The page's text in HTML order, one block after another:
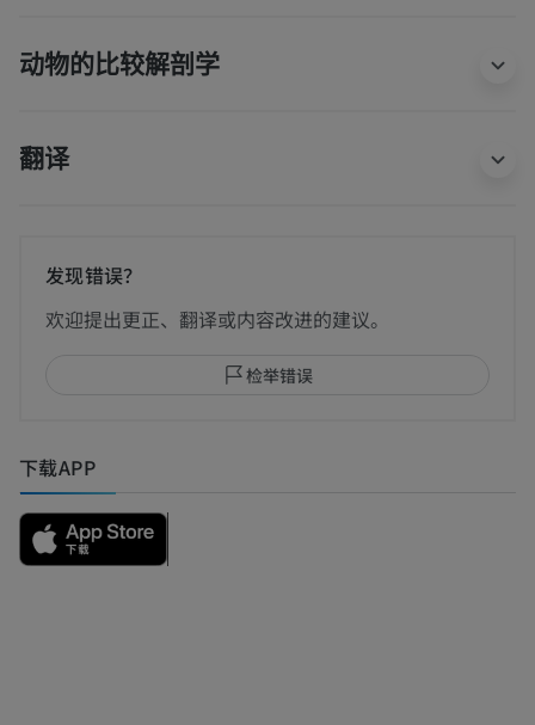
动物的比较解剖学
翻译
发现错误？
欢迎提出更正、翻译或内容改进的建议。
检举错误
下载APP